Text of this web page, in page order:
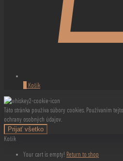
Košík
Táto stránka používa súbory cookies. Používaním
ochrany osobných údajov.
Prijať všetko
Košík
Your cart is empty! Return to shop